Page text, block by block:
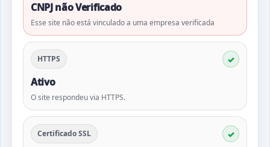
CNPJ não Verificado
Esse site não está vinculado a uma empresa verificada
HTTPS
Ativo
O site respondeu via HTTPS.
Certificado SSL